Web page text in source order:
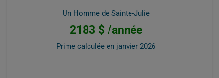
Un Homme de Sainte-Julie
2183 $ /année
Prime calculée en janvier 2026